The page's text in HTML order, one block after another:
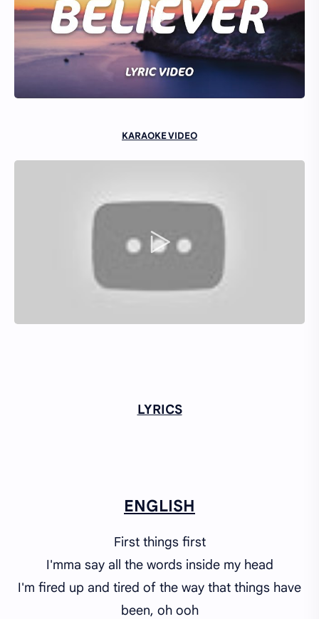
KARAOKE VIDEO
LYRICS
ENGLISH
First things first
I'mma say all the words inside my head
I'm fired up and tired of the way that things have
been, oh ooh